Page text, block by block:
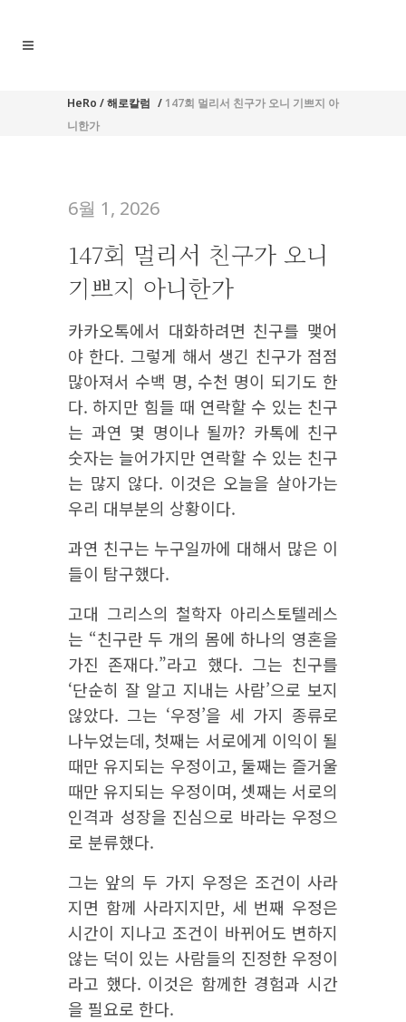
HeRo /해로칼럼 / 147회 멀리서 친구가 오니 기쁘지 아
니한가
6월 1, 2026
147회 멀리서 친구가 오니
기쁘지 아니한가
카카오톡에서 대화하려면 친구를 맺어
야 한다. 그렇게 해서 생긴 친구가 점점
많아져서 수백 명, 수천 명이 되기도 한
다. 하지만 힘들 때 연락할 수 있는 친구
는 과연 몇 명이나 될까? 카톡에 친구
숫자는 늘어가지만 연락할 수 있는 친구
는 많지 않다. 이것은 오늘을 살아가는
우리 대부분의 상황이다.
과연 친구는 누구일까에 대해서 많은 이
들이 탐구했다.
고대 그리스의 철학자 아리스토텔레스
는 “친구란 두 개의 몸에 하나의 영혼을
가진 존재다.”라고 했다. 그는 친구를
‘단순히 잘 알고 지내는 사람’으로 보지
않았다. 그는 ‘우정’을 세 가지 종류로
나누었는데, 첫째는 서로에게 이익이 될
때만 유지되는 우정이고, 둘째는 즐거울
때만 유지되는 우정이며, 셋째는 서로의
인격과 성장을 진심으로 바라는 우정으
로 분류했다.
그는 앞의 두 가지 우정은 조건이 사라
지면 함께 사라지지만, 세 번째 우정은
시간이 지나고 조건이 바뀌어도 변하지
않는 덕이 있는 사람들의 진정한 우정이
라고 했다. 이것은 함께한 경험과 시간
을 필요로 한다.